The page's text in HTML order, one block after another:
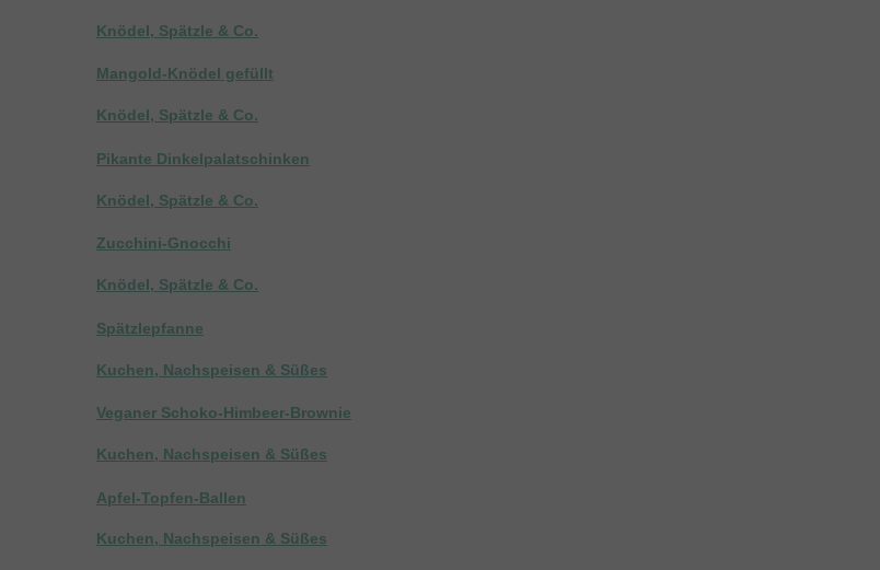
Knödel, Spätzle & Co.
Mangold-Knödel gefüllt
Knödel, Spätzle & Co.
Pikante Dinkelpalatschinken
Knödel, Spätzle & Co.
Zucchini-Gnocchi
Knödel, Spätzle & Co.
Spätzlepfanne
Kuchen, Nachspeisen & Süßes
Veganer Schoko-Himbeer-Brownie
Kuchen, Nachspeisen & Süßes
Apfel-Topfen-Ballen
Kuchen, Nachspeisen & Süßes